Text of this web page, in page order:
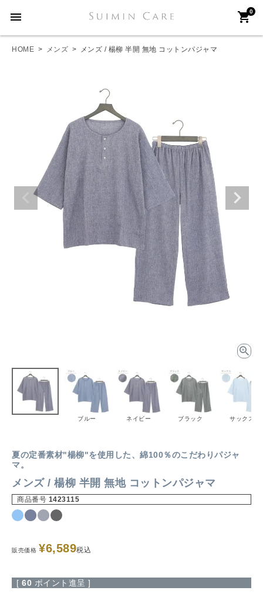
menu 0
shopping_cart
HOME メンズ メンズ / 楊柳 半開 無地 コットンパジャマ
ブルー ネイビー ブラック サックス
夏の定番素材"楊柳"を使用した、綿100％のこだわりパジャ
マ。
メンズ / 楊柳 半開 無地 コットンパジャマ
商品番号 1423115
販売価格 ¥6,589税込
[ 60 ポイント進呈 ]